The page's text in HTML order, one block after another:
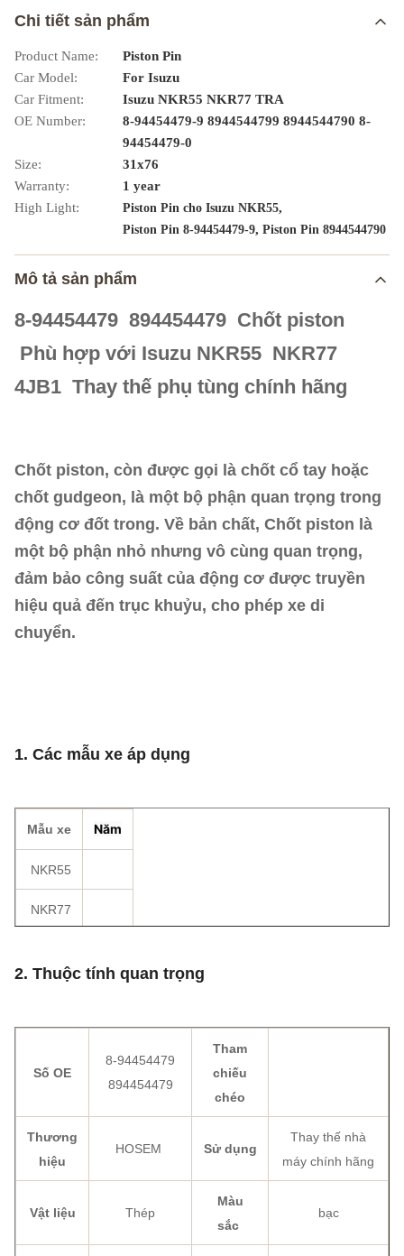
Chi tiết sản phẩm
Product Name:
Piston Pin
Car Model:
For Isuzu
Car Fitment:
Isuzu NKR55 NKR77 TRA
OE Number:
8-94454479-9 8944544799 8944544790 8-
94454479-0
Size:
31x76
Warranty:
1 year
High Light:
Piston Pin cho Isuzu NKR55,
Piston Pin 8-94454479-9, Piston Pin 8944544790
Mô tả sản phẩm
8-94454479 894454479 Chốt piston
Phù hợp với Isuzu NKR55 NKR77
4JB1 Thay thế phụ tùng chính hãng
Chốt piston, còn được gọi là chốt cổ tay hoặc
chốt gudgeon, là một bộ phận quan trọng trong
động cơ đốt trong. Về bản chất, Chốt piston là
một bộ phận nhỏ nhưng vô cùng quan trọng,
đảm bảo công suất của động cơ được truyền
hiệu quả đến trục khuỷu, cho phép xe di
chuyển.
1. Các mẫu xe áp dụng
Mẫu xe Năm
NKR55
NKR77
2. Thuộc tính quan trọng
Số OE
8-94454479
894454479
Tham
chiếu
chéo
Thương
hiệu
HOSEM Sử dụng
Thay thế nhà
máy chính hãng
Vật liệu Thép
Màu
sắc
bạc